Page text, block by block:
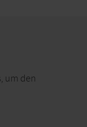
um den